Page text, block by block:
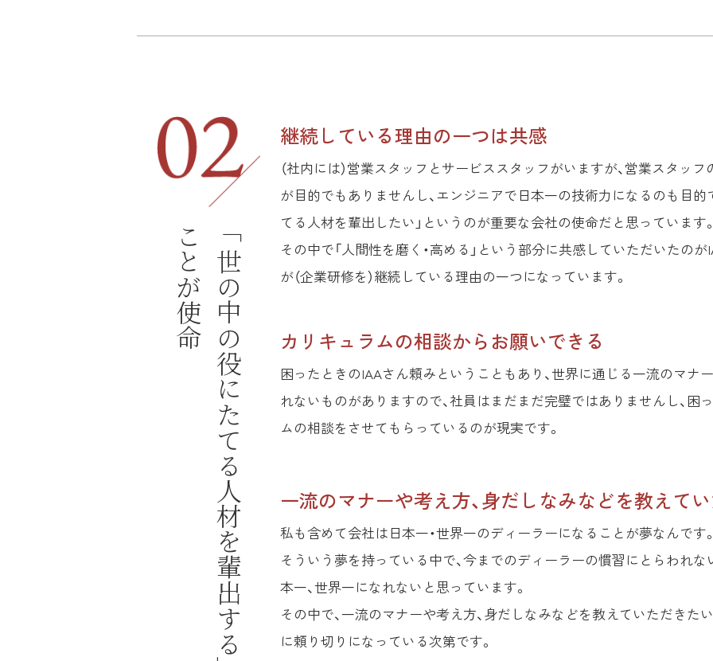
「世の中の役にたてる人材を輩出する」
ことが使命
継続している理由の一つは共感
（社内には）営業スタッフとサービススタッフがいますが、営業スタッ
が目的でもありませんし、エンジニアで日本一の技術力になるのも目的
てる人材を輩出したい」というのが重要な会社の使命だと思っています。
その中で「人間性を磨く・高める」という部分に共感していただいたの
が（企業研修を）継続している理由の一つになっています。
カリキュラムの相談からお願いできる
困ったときのIAAさん頼みということもあり、世界に通じる一流のマナ
れないものがありますので、社員はまだまだ完璧ではありませんし、困
ムの相談をさせてもらっているのが現実です。
一流のマナーや考え方、身だしなみなどを教えて
私も含めて会社は日本一・世界一のディーラーになることが夢なんです。
そういう夢を持っている中で、今までのディーラーの慣習にとらわれ
本一、世界一になれないと思っています。
その中で、一流のマナーや考え方、身だしなみなどを教えていただきた
に頼り切りになっている次第です。